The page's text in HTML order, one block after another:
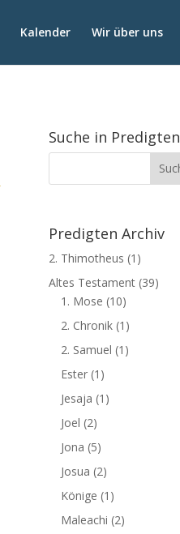
Kalender Wir über uns
Suche in Predigten
Predigten Archiv
2. Thimotheus (1)
Altes Testament (39)
1. Mose (10)
2. Chronik (1)
2. Samuel (1)
Ester (1)
Jesaja (1)
Joel (2)
Jona (5)
Josua (2)
Könige (1)
Maleachi (2)